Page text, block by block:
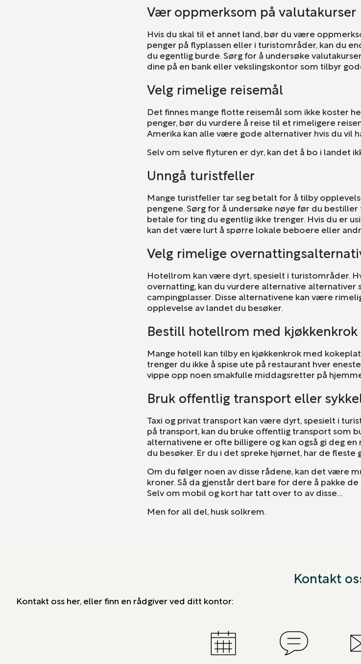
Vær oppmerksom på valutakurser
Hvis du skal til et annet land, bør du være
penger på flyplassen eller i turistområder, kan du
du egentlig burde. Sørg for å undersøke
dine på en bank eller vekslingskontor som tilbyr
Velg rimelige reisemål
Det finnes mange flotte reisemål som ikke koster
penger, bør du vurdere å reise til et rimeligere
Amerika kan alle være gode alternativer hvis du vil
Selv om selve flyturen er dyr, kan det å bo i landet
Unngå turistfeller
Mange turistfeller tar seg betalt for å tilby
pengene. Sørg for å undersøke nøye før du
betale for ting du egentlig ikke trenger. Hvis du er
kan det være lurt å spørre lokale beboere eller
Velg rimelige
Hotellrom kan være dyrt, spesielt i turistområder.
overnatting, kan du vurdere alternative alternativer
campingplasser. Disse alternativene kan være
opplevelse av landet du besøker.
Bestill hotellrom med kjøkkenkrok
Mange hotell kan tilby en kjøkkenkrok med
trenger du ikke å spise ute på restaurant hver
vippe opp noen smakfulle middagsretter på
Bruk offentlig transport eller
Taxi og privat transport kan være dyrt, spesielt i
på transport, kan du bruke offentlig transport som
alternativene er ofte billigere og kan også gi deg
du besøker. Er du i det spreke hjørnet, har de
Om du følger noen av disse rådene, kan det være
kroner. Så da gjenstår dert bare for dere å pakke
Selv om mobil og kort har tatt over to av disse…
Men for all del, husk solkrem.
Kontakt
Kontakt oss her, eller finn en rådgiver ved ditt kontor: